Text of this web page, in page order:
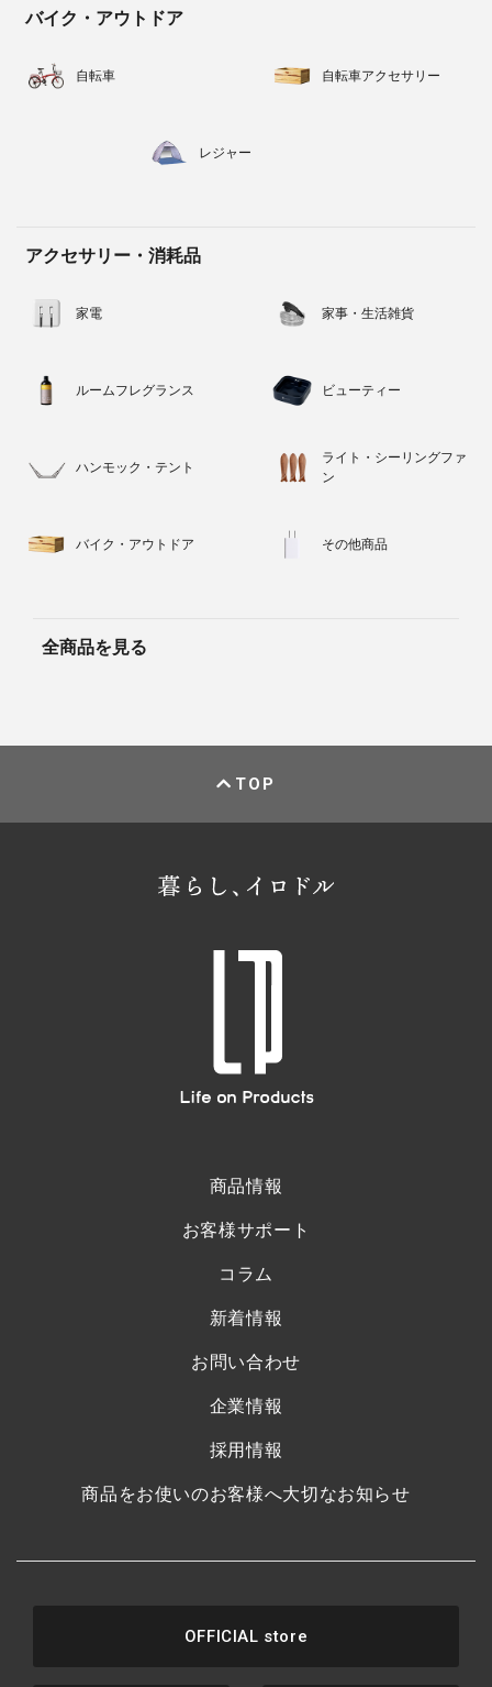
バイク・アウトドア
自転車 自転車アクセサリー
レジャー
アクセサリー・消耗品
家電 家事・生活雑貨
ルームフレグランス ビューティー
ハンモック・テント
ライト・シーリングファ
ン
バイク・アウトドア その他商品
全商品を見る
TOP
商品情報
お客様サポート
コラム
新着情報
お問い合わせ
企業情報
採用情報
商品をお使いのお客様へ大切なお知らせ
OFFICIAL store